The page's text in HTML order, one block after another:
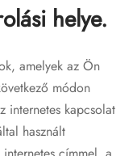
helye.
amelyek az Ön
módon
internetes kapcsolat
használt